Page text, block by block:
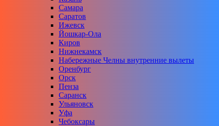
Самара
Саратов
Ижевск
Йошкар-Ола
Киров
Нижнекамск
Набережные Челны внутренние вылеты
Оренбург
Орск
Пенза
Саранск
Ульяновск
Уфа
Чебоксары